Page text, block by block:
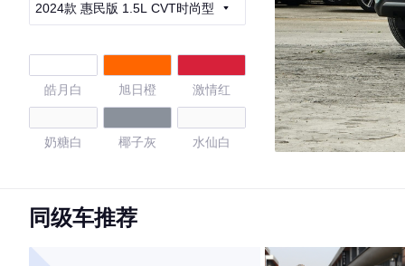
2024款 惠民版 1.5L CVT时尚型
皓月白 旭日橙 激情红
奶糖白 椰子灰 水仙白
4.54
同级车推荐